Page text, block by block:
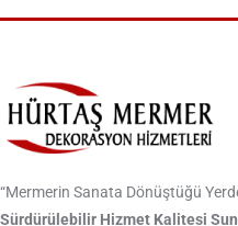
“Mermerin Sanata Dönüştüğü
Sürdürülebilir Hizmet Kalitesi